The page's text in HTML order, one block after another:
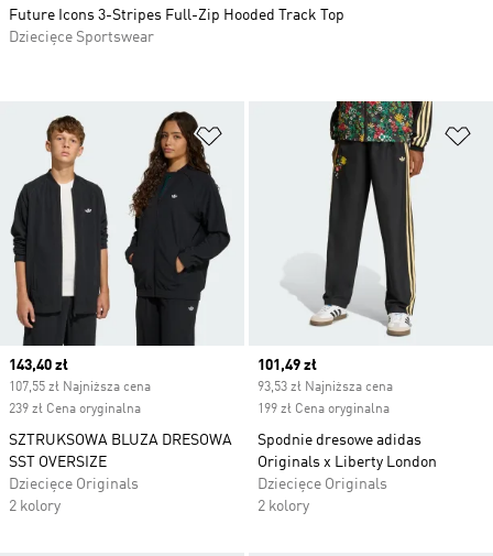
Dodaj do listy życzeń
Current price
143,40 zł
107,55 zł Najniższa cena
239 zł Cena oryginalna
SZTRUKSOWA BLUZA DRESOWA
SST OVERSIZE
Dziecięce Originals
2 kolory
Current price
101,49 zł
93,53 zł Najniższa cena
199 zł Cena oryginalna
Spodnie dresowe adidas
Originals x Liberty London
Dziecięce Originals
2 kolory
Future Icons 3-Stripes Full-Zip Hooded Track Top
Dziecięce Sportswear